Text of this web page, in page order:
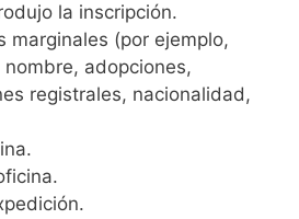
la inscripción.
marginales (por ejemplo,
adopciones,
registrales, nacionalidad,